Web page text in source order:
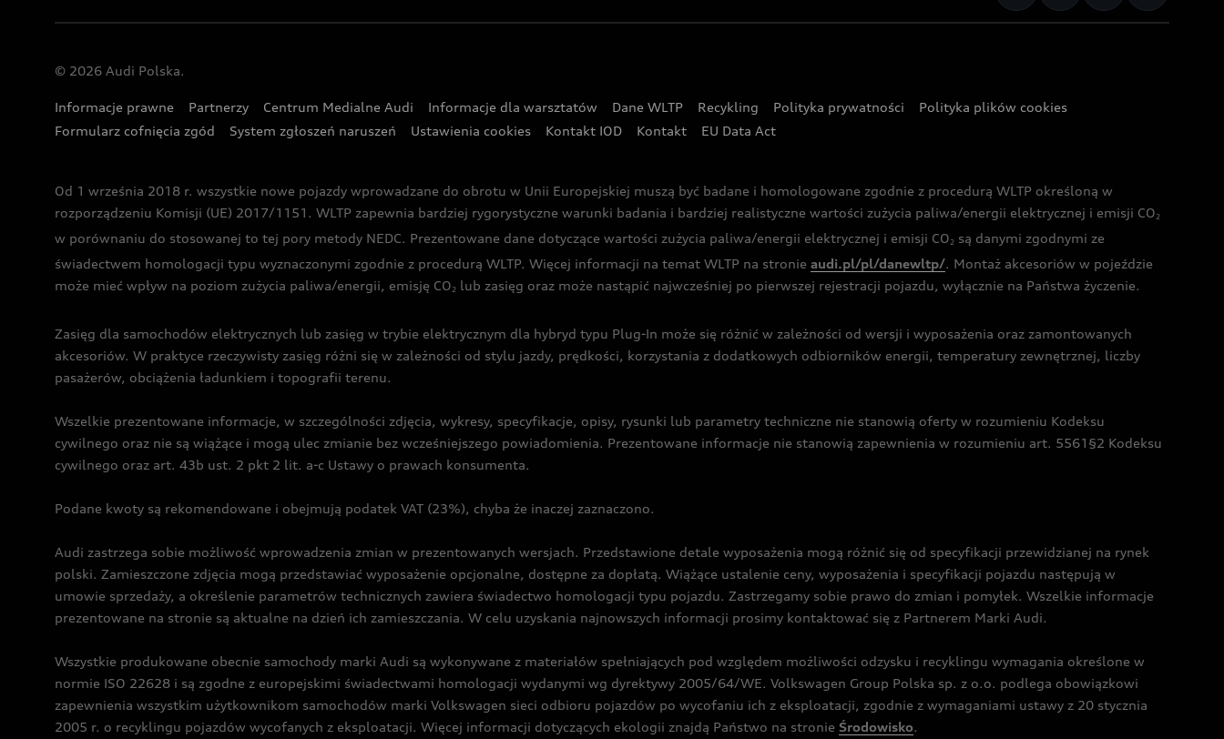
© 2026 Audi Polska.
Informacje prawne Partnerzy Centrum Medialne Audi Informacje dla warsztatów Dane WLTP Recykling Polityka prywatności
Polityka plików cookies
Formularz cofnięcia zgód
System zgłoszeń naruszeń Ustawienia cookies Kontakt IOD Kontakt EU Data Act
Od 1 września 2018 r. wszystkie nowe pojazdy wprowadzane do obrotu w Unii Europejskiej muszą być badane i homologowane zgodnie z procedurą WLTP określoną w
rozporządzeniu Komisji (UE) 2017/1151. WLTP zapewnia bardziej rygorystyczne warunki badania i bardziej realistyczne wartości zużycia paliwa/energii elektrycznej i emisji CO2
w porównaniu do stosowanej to tej pory metody NEDC. Prezentowane dane dotyczące wartości zużycia paliwa/energii elektrycznej i emisji CO2 są danymi zgodnymi ze
świadectwem homologacji typu wyznaczonymi zgodnie z procedurą WLTP. Więcej informacji na temat WLTP na stronie audi.pl/pl/danewltp/. Montaż akcesoriów w pojeździe
może mieć wpływ na poziom zużycia paliwa/energii, emisję CO2 lub zasięg oraz może nastąpić najwcześniej po pierwszej rejestracji pojazdu, wyłącznie na Państwa życzenie.
Zasięg dla samochodów elektrycznych lub zasięg w trybie elektrycznym dla hybryd typu Plug-In może się różnić w zależności od wersji i wyposażenia oraz zamontowanych
akcesoriów. W praktyce rzeczywisty zasięg różni się w zależności od stylu jazdy, prędkości, korzystania z dodatkowych odbiorników energii, temperatury zewnętrznej, liczby
pasażerów, obciążenia ładunkiem i topografii terenu.
Wszelkie prezentowane informacje, w szczególności zdjęcia, wykresy, specyfikacje, opisy, rysunki lub parametry techniczne nie stanowią oferty w rozumieniu Kodeksu
cywilnego oraz nie są wiążące i mogą ulec zmianie bez wcześniejszego powiadomienia. Prezentowane informacje nie stanowią zapewnienia w rozumieniu art. 5561§2 Kodeksu
cywilnego oraz art. 43b ust. 2 pkt 2 lit. a-c Ustawy o prawach konsumenta.
Podane kwoty są rekomendowane i obejmują podatek VAT (23%), chyba że inaczej zaznaczono.
Audi zastrzega sobie możliwość wprowadzenia zmian w prezentowanych wersjach. Przedstawione detale wyposażenia mogą różnić się od specyfikacji przewidzianej na rynek
polski. Zamieszczone zdjęcia mogą przedstawiać wyposażenie opcjonalne, dostępne za dopłatą. Wiążące ustalenie ceny, wyposażenia i specyfikacji pojazdu następują w
umowie sprzedaży, a określenie parametrów technicznych zawiera świadectwo homologacji typu pojazdu. Zastrzegamy sobie prawo do zmian i pomyłek. Wszelkie informacje
prezentowane na stronie są aktualne na dzień ich zamieszczania. W celu uzyskania najnowszych informacji prosimy kontaktować się z Partnerem Marki Audi.
Wszystkie produkowane obecnie samochody marki Audi są wykonywane z materiałów spełniających pod względem możliwości odzysku i recyklingu wymagania określone w
normie ISO 22628 i są zgodne z europejskimi świadectwami homologacji wydanymi wg dyrektywy 2005/64/WE. Volkswagen Group Polska sp. z o.o. podlega obowiązkowi
zapewnienia wszystkim użytkownikom samochodów marki Volkswagen sieci odbioru pojazdów po wycofaniu ich z eksploatacji, zgodnie z wymaganiami ustawy z 20 stycznia
2005 r. o recyklingu pojazdów wycofanych z eksploatacji. Więcej informacji dotyczących ekologii znajdą Państwo na stronie Środowisko.